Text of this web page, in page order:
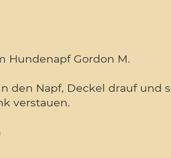
Hundenapf Gordon M.
den Napf, Deckel drauf und
verstauen.